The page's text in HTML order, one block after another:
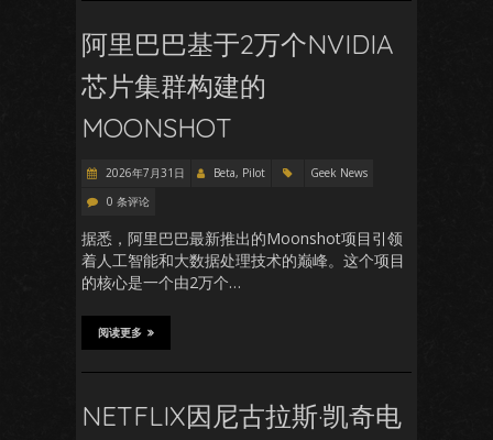
阿里巴巴基于2万个NVIDIA
芯片集群构建的
MOONSHOT
2026年7月31日 Beta, Pilot
Geek News
0 条评论
据悉，阿里巴巴最新推出的Moonshot项目引领
着人工智能和大数据处理技术的巅峰。这个项目
的核心是一个由2万个…
阅读更多
NETFLIX因尼古拉斯·凯奇电